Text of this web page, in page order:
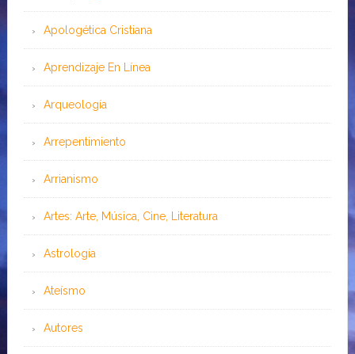
Apologética Cristiana
Aprendizaje En Línea
Arqueología
Arrepentimiento
Arrianismo
Artes: Arte, Música, Cine, Literatura
Astrología
Ateísmo
Autores